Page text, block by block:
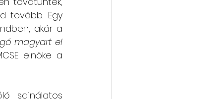
tovább. Egy
akár a
magyart el
elnöke a
sajnálatos